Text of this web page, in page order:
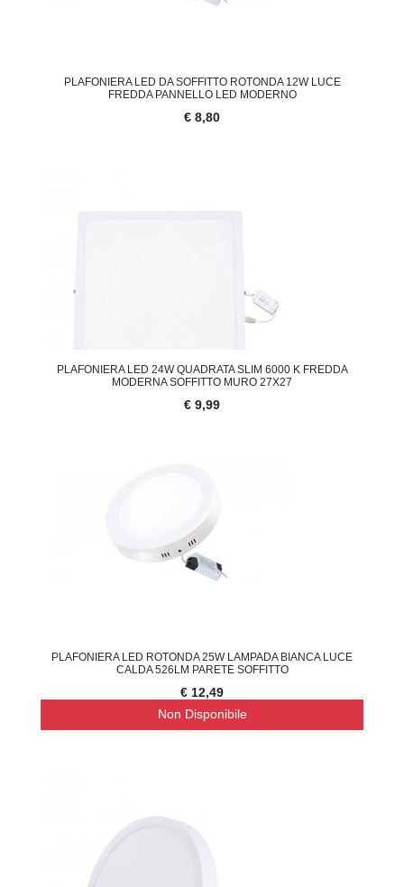
PLAFONIERA LED DA SOFFITTO ROTONDA 12W LUCE
FREDDA PANNELLO LED MODERNO
€ 8,80
PLAFONIERA LED 24W QUADRATA SLIM 6000 K FREDDA
MODERNA SOFFITTO MURO 27X27
€ 9,99
PLAFONIERA LED ROTONDA 25W LAMPADA BIANCA LUCE
CALDA 526LM PARETE SOFFITTO
€ 12,49
Non Disponibile